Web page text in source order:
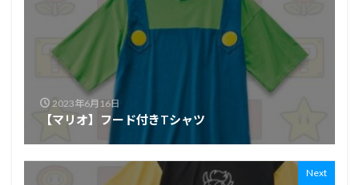
2023年6月16日
【マリオ】フード付きTシャツ
Next